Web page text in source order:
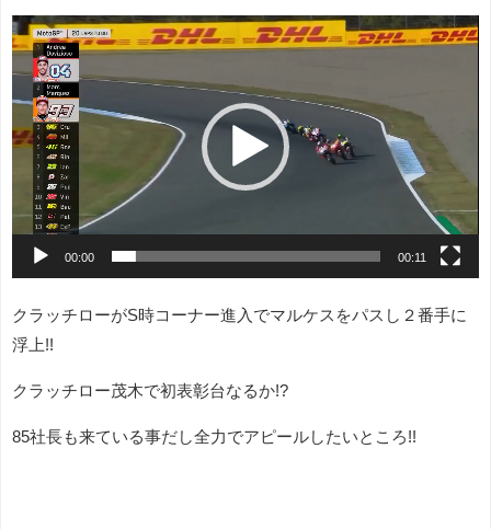
動
画
ー
00:00 00:11
クラッチローがS時コーナー進入でマルケスをパスし２番手に
浮上!!
クラッチロー茂木で初表彰台なるか!?
85社長も来ている事だし全力でアピールしたいところ!!